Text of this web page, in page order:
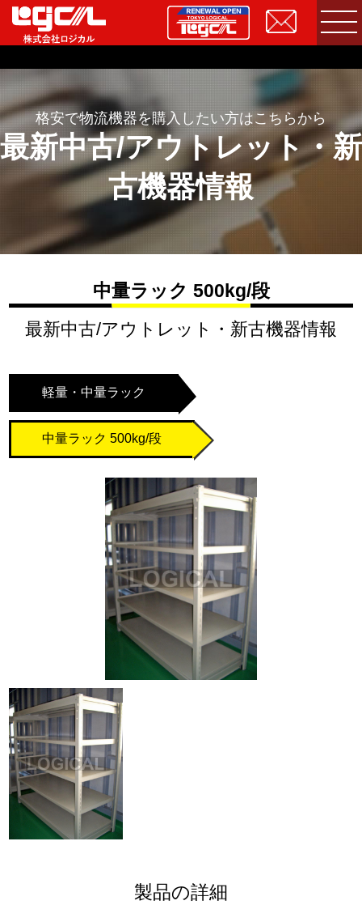
格安で物流機器を購入したい方はこちらから
最新中古/アウトレット・新
古機器情報
中量ラック 500kg/段
最新中古/アウトレット・新古機器情報
軽量・中量ラック
中量ラック 500kg/段
製品の詳細